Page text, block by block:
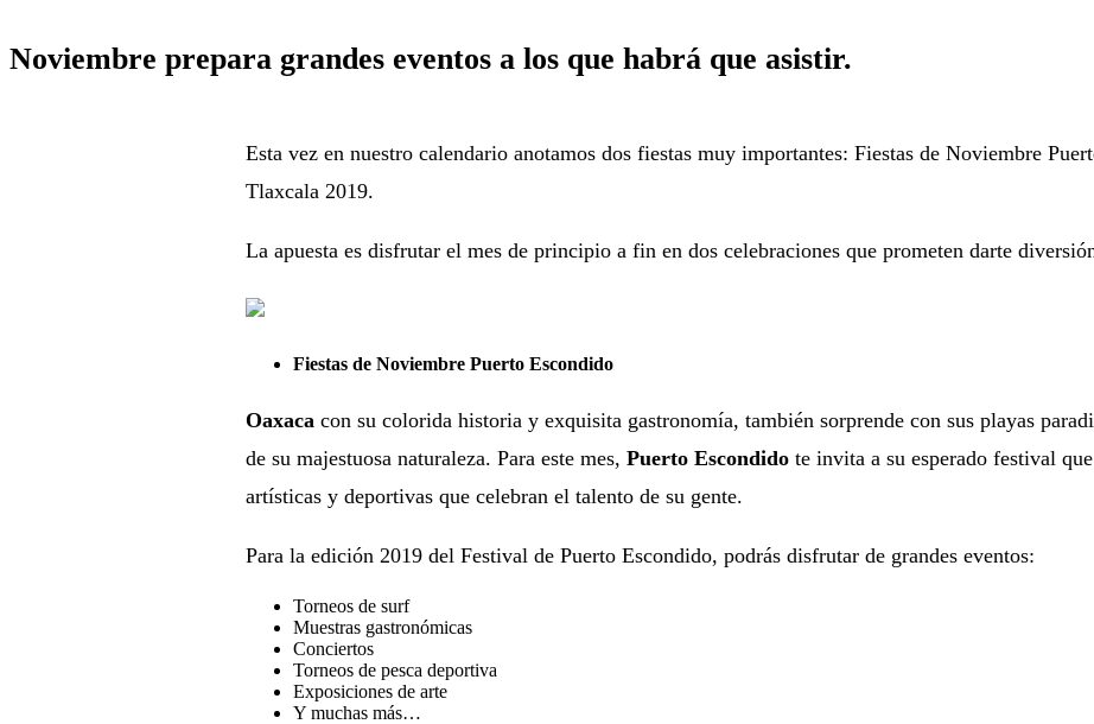
Noviembre prepara grandes eventos a los que habrá que asistir.
Esta vez en nuestro calendario anotamos dos fiestas muy importantes: Fiestas de Noviembre
Tlaxcala 2019.
La apuesta es disfrutar el mes de principio a fin en dos celebraciones que prometen darte
Fiestas de Noviembre Puerto Escondido
Oaxacacon su colorida historia y exquisita gastronomía, también sorprende con sus playas
de su majestuosa naturaleza. Para este mes,Puerto Escondido te invita a su esperado festival
artísticas y deportivas que celebran el talento de su gente.
Para la edición 2019 del Festival de Puerto Escondido, podrás disfrutar de grandes eventos:
Torneos de surf
Muestras gastronómicas
Conciertos
Torneos de pesca deportiva
Exposiciones de arte
Y muchas más…